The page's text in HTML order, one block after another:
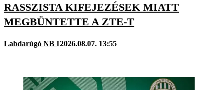
RASSZISTA KIFEJEZÉSEK MIATT
MEGBÜNTETTE A ZTE-T
Labdarúgó NB I2026.08.07. 13:55